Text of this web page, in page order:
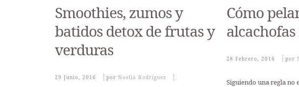
Smoothies, zumos y
batidos detox de frutas y
verduras
29 Junio, 2016 Por Noelia Rodríguez
Cómo
alcachofas
28 Febrero, 2016 Por
Siguiendo una regla no